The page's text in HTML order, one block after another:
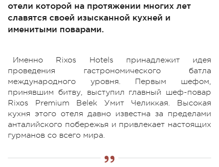
отели которой на протяжении многих лет
славятся своей изысканной кухней и
именитыми поварами.
Именно Rixos Hotels принадлежит идея
проведения гастрономического батла
международного уровня. Первым шефом,
принявшим битву, выступил главный шеф-повар
Rixos Premium Belek Умит Челиккая. Высокая
кухня этого отеля давно известна за пределами
анталийского побережья и привлекает настоящих
гурманов со всего мира.